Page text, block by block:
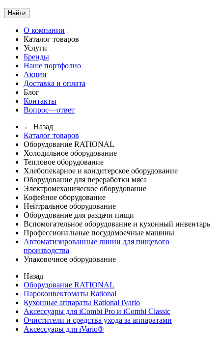
Найти
О компании
Каталог товаров
Услуги
Бренды
Наше портфолио
Акции
Доставка и оплата
Блог
Контакты
Вопрос—ответ
← Назад
Каталог товаров
Оборудование RATIONAL
Холодильное оборудование
Тепловое оборудование
Хлебопекарное и кондитерское оборудование
Оборудование для переработки мяса
Электромеханическое оборудование
Кофейное оборудование
Нейтральное оборудование
Оборудование для раздачи пищи
Вспомогательное оборудование и кухонный инвентарь
Профессиональные посудомоечные машины
Автоматизированные линии для пищевого
производства
Упаковочное оборудование
Назад
Оборудование RATIONAL
Пароконвектоматы Rational
Кухонные аппараты Rational iVario
Аксессуары для iCombi Pro и iCombi Classic
Очистители и средства ухода за аппаратами
Аксессуары для iVario®